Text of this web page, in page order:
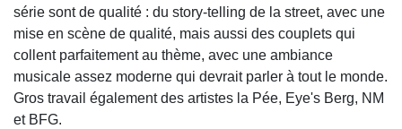
série sont de qualité : du story-telling de la street, avec une
mise en scène de qualité, mais aussi des couplets qui
collent parfaitement au thème, avec une ambiance
musicale assez moderne qui devrait parler à tout le monde.
Gros travail également des artistes la Pée, Eye's Berg, NM
et BFG.